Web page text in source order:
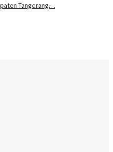
Tangerang…